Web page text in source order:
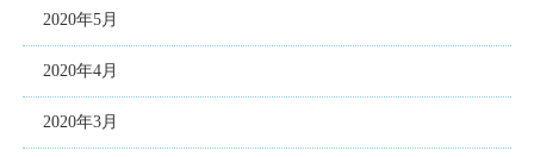
2020年5月
2020年4月
2020年3月